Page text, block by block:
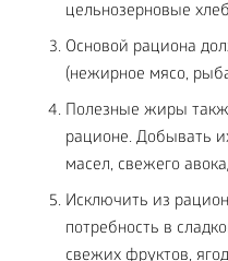
цельнозерновые
Основой рациона
(нежирное мясо,
Полезные жиры
рационе. Добывать
масел, свежего
Исключить из
потребность в
свежих фруктов,